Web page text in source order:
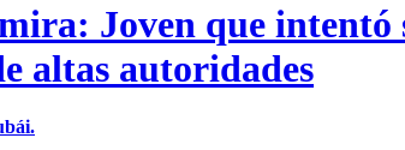
Joven que
altas autoridades